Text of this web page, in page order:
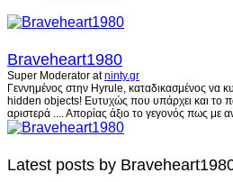
Braveheart1980
Super Moderator atninty.gr
Γεννημένος στην Hyrule, καταδικασμένος να
hidden objects! Ευτυχώς που υπάρχει και το
αριστερά .... Απορίας άξιο το γεγονός πως με
Latest posts by